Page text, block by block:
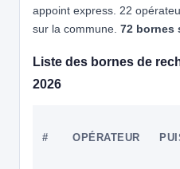
SIED70 - HERICOURT -
CCS2 · CHAdeMO ·
Recharge gratuite
appoint express. 22
sur la commune. 72 bornes
Liste des bornes de
2026
# OPÉRATEUR